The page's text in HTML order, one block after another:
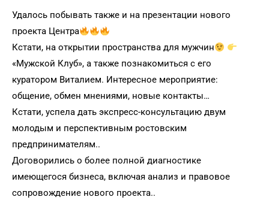
Удалось побывать также и на презентации нового
проекта Центра
Кстати, на открытии пространства для мужчин
«Мужской Клуб», а также познакомиться с его
куратором Виталием. Интересное мероприятие:
общение, обмен мнениями, новые контакты…
Кстати, успела дать экспресс-консультацию двум
молодым и перспективным ростовским
предпринимателям..
Договорились о более полной диагностике
имеющегося бизнеса, включая анализ и правовое
сопровождение нового проекта..